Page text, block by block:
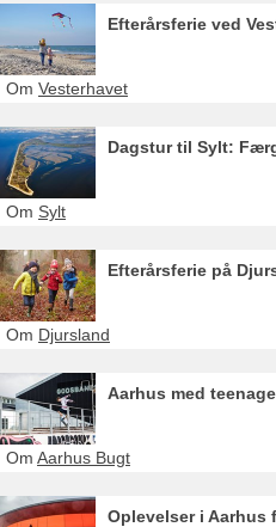
Efterårsferie ved
Om Vesterhavet
Dagstur til Sylt:
Om Sylt
Efterårsferie på
Om Djursland
Aarhus med
Om Aarhus Bugt
Oplevelser i Aarhus